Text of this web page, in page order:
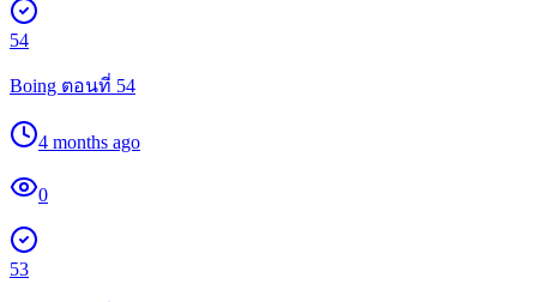
54
Boing ตอนที่ 54
4 months ago
0
53